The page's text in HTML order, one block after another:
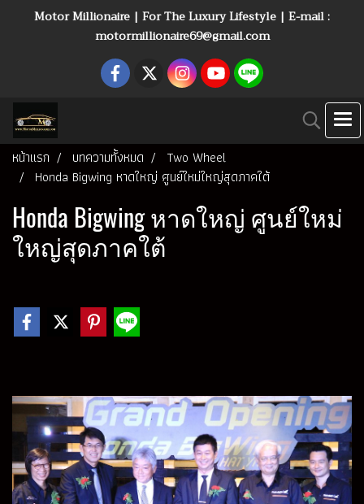
Motor Millionaire | For The Luxury Lifestyle | E-mail :
motormillionaire69@gmail.com
หน้าแรก บทความทั้งหมด
Two Wheel
Honda Bigwing หาดใหญ่ ศูนย์ใหม่ใหญ่สุดภาคใต้
Honda Bigwing หาดใหญ่ ศูนย์ใหม่
ใหญ่สุดภาคใต้